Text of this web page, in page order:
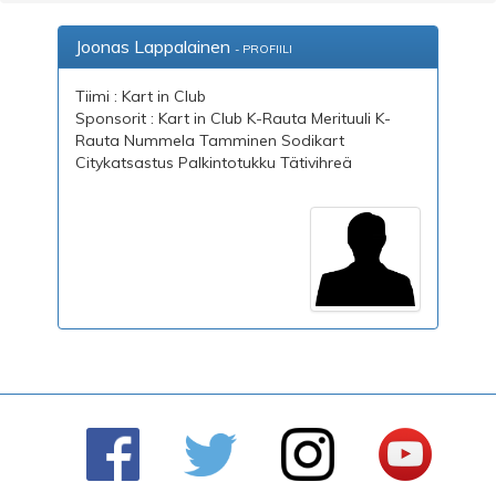
Joonas Lappalainen - PROFIILI
Tiimi : Kart in Club
Sponsorit : Kart in Club K-Rauta Merituuli K-
Rauta Nummela Tamminen Sodikart
Citykatsastus Palkintotukku Tätivihreä